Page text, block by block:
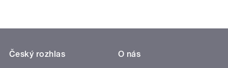
Český rozhlas
O nás